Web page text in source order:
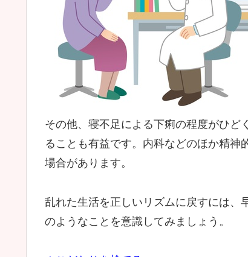
その他、寝不足による下痢の程度がひど
ることも有益です。内科などのほか精神
場合があります。
乱れた生活を正しいリズムに戻すには、
のようなことを意識してみましょう。